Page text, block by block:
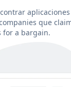
que
for a bargain.